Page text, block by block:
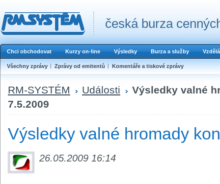
česká burza
Chci obchodovat Kurzy on-line Výsledky Burza a služby
Všechny zprávy Zprávy od emitentů Komentáře a tiskové zprávy
RM-SYSTÉM Události
Výsledky valné
7.5.2009
Výsledky valné hromady
26.05.2009 16:14